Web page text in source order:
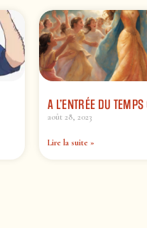
A L’ENTRÉE DU
août 28, 2023
Lire la suite »